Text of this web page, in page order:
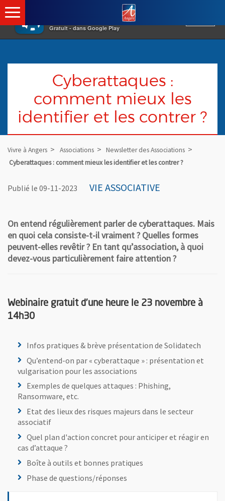
×
Gratuit - dans Google Play
Cyberattaques :
comment mieux les
identifier et les contrer ?
Vivre à Angers Associations
Newsletter des Associations
Cyberattaques : comment mieux les identifier et les contrer ?
Publié le 09-11-2023 VIE ASSOCIATIVE
On entend régulièrement parler de cyberattaques. Mais
en quoi cela consiste-t-il vraiment ? Quelles formes
peuvent-elles revêtir ? En tant qu’association, à quoi
devez-vous particulièrement faire attention ?
Webinaire gratuit d’une heure le 23 novembre à
14h30
Infos pratiques & brève présentation de Solidatech
Qu’entend-on par « cyberattaque » : présentation et
vulgarisation pour les associations
Exemples de quelques attaques : Phishing,
Ransomware, etc.
Etat des lieux des risques majeurs dans le secteur
associatif
Quel plan d'action concret pour anticiper et réagir en
cas d’attaque ?
Boîte à outils et bonnes pratiques
Phase de questions/réponses